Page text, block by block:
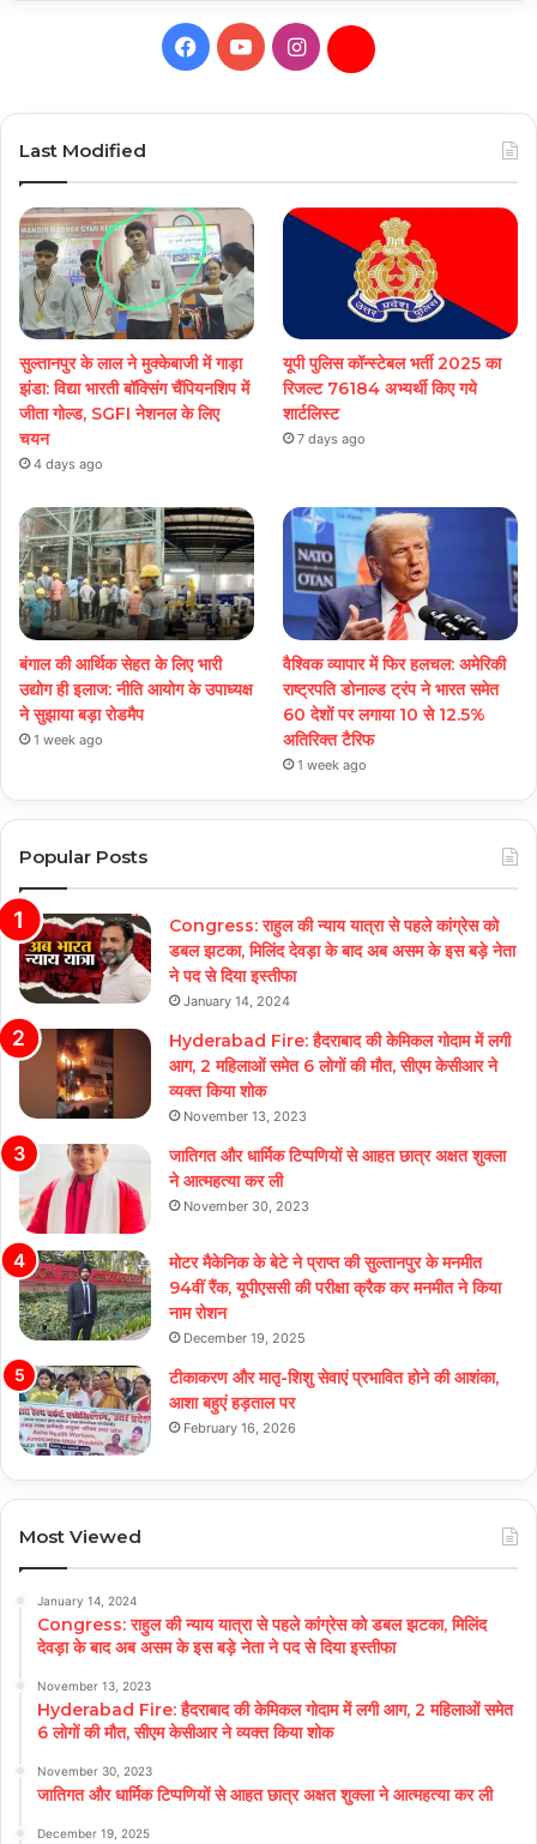
Facebook
YouTubeInstagramDaily
Last Modified
सुल्तानपुर के लाल ने मुक्केबाजी में गाड़ा
झंडा: विद्या भारती बॉक्सिंग चैंपियनशिप में
जीता गोल्ड, SGFI नेशनल के लिए
चयन
4 days ago
यूपी पुलिस कॉन्स्टेबल भर्ती 2025 का
रिजल्ट 76184 अभ्यर्थी किए गये
शार्टलिस्ट
7 days ago
बंगाल की आर्थिक सेहत के लिए भारी
उद्योग ही इलाज: नीत‌ि आयोग के उपाध्यक्ष
ने सुझाया बड़ा रोडमैप
1 week ago
वैश्विक व्यापार में फिर हलचल: अमेरिकी
राष्ट्रपति डोनाल्ड ट्रंप ने भारत समेत
60 देशों पर लगाया 10 से 12.5%
अतिरिक्त टैरिफ
1 week ago
Popular Posts
Congress: राहुल की न्याय यात्रा से पहले कांग्रेस को
डबल झटका, मिलिंद देवड़ा के बाद अब असम के इस बड़े नेता
ने पद से दिया इस्तीफा
January 14, 2024
Hyderabad Fire: हैदराबाद की केमिकल गोदाम में लगी
आग, 2 महिलाओं समेत 6 लोगों की मौत, सीएम केसीआर ने
व्यक्त किया शोक
November 13, 2023
जातिगत और धार्मिक टिप्पणियों से आहत छात्र अक्षत शुक्ला
ने आत्महत्या कर ली
November 30, 2023
मोटर मैकेनिक के बेटे ने प्राप्त की सुल्तानपुर के मनमीत
94वीं रैंक, यूपीएससी की परीक्षा क्रैक कर मनमीत ने किया
नाम रोशन
December 19, 2025
टीकाकरण और मातृ-शिशु सेवाएं प्रभावित होने की आशंका,
आशा बहुएं हड़ताल पर
February 16, 2026
Most Viewed
January 14, 2024
Congress: राहुल की न्याय यात्रा से पहले कांग्रेस को डबल झटका, मिलिंद
देवड़ा के बाद अब असम के इस बड़े नेता ने पद से दिया इस्तीफा
November 13, 2023
Hyderabad Fire: हैदराबाद की केमिकल गोदाम में लगी आग, 2 महिलाओं समेत
6 लोगों की मौत, सीएम केसीआर ने व्यक्त किया शोक
November 30, 2023
जातिगत और धार्मिक टिप्पणियों से आहत छात्र अक्षत शुक्ला ने आत्महत्या कर ली
December 19, 2025